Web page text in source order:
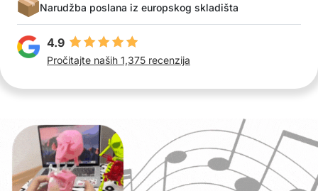
Narudžba poslana iz europskog skladišta
4.9
Pročitajte naših 1,375 recenzija